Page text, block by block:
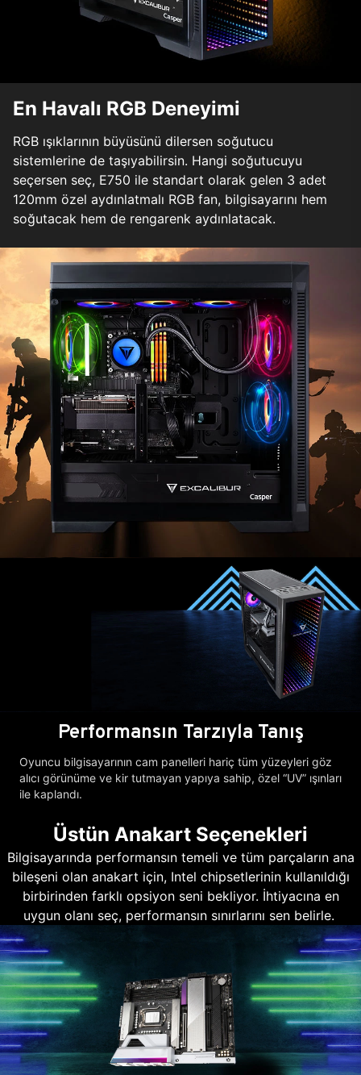
En Havalı RGB Deneyimi
RGB ışıklarının büyüsünü dilersen soğutucu
sistemlerine de taşıyabilirsin. Hangi soğutucuyu
seçersen seç, E750 ile standart olarak gelen 3 adet
120mm özel aydınlatmalı RGB fan, bilgisayarını hem
soğutacak hem de rengarenk aydınlatacak.
Performansın Tarzıyla Tanış
Oyuncu bilgisayarının cam panelleri hariç tüm yüzeyleri göz
alıcı görünüme ve kir tutmayan yapıya sahip, özel “UV” ışınları
ile kaplandı.
Üstün Anakart Seçenekleri
Bilgisayarında performansın temeli ve tüm parçaların ana
bileşeni olan anakart için, Intel chipsetlerinin kullanıldığı
birbirinden farklı opsiyon seni bekliyor. İhtiyacına en
uygun olanı seç, performansın sınırlarını sen belirle.